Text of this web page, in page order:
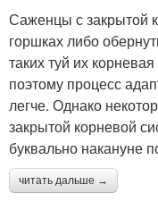
Место для посадки
Саженцы с закрытой
горшках либо
таких туй их
поэтому процесс
легче. Однако
закрытой корневой
буквально накануне
читать дальше →